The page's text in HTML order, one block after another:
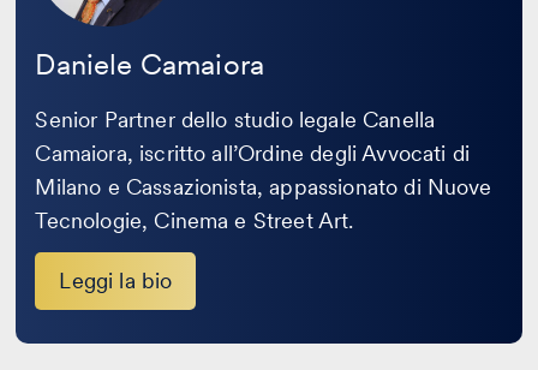
Daniele Camaiora
Senior Partner dello studio legale Canella
Camaiora, iscritto all’Ordine degli Avvocati di
Milano e Cassazionista, appassionato di Nuove
Tecnologie, Cinema e Street Art.
Leggi la bio